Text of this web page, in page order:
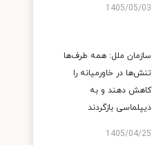
1405/05/03
سازمان ملل: همه طرف‌ها
تنش‌ها در خاورمیانه را
کاهش دهند و به
دیپلماسی بازگردند
1405/04/25